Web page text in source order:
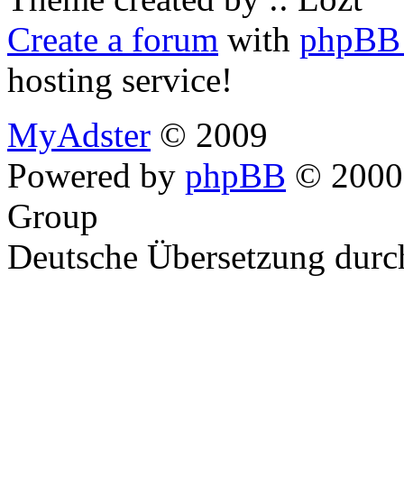
Create a forum with
hosting service!
MyAdster © 2009
Powered by phpBB ©
Group
Deutsche Übersetzung